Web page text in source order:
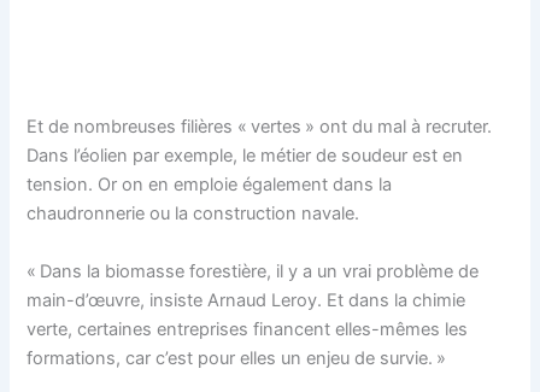
Et de nombreuses filières « vertes » ont du mal à recruter.
Dans l’éolien par exemple, le métier de soudeur est en
tension. Or on en emploie également dans la
chaudronnerie ou la construction navale.
« Dans la biomasse forestière, il y a un vrai problème de
main-d’œuvre, insiste Arnaud Leroy. Et dans la chimie
verte, certaines entreprises financent elles-mêmes les
formations, car c’est pour elles un enjeu de survie. »